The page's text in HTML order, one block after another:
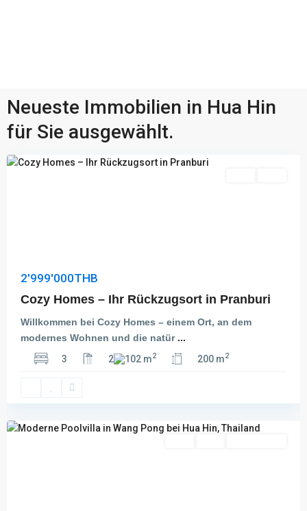
Neueste Immobilien in Hua Hin
für Sie ausgewählt.
Pranburi
2'999'000THB
Cozy Homes – Ihr Rückzugsort in Pranburi
Willkommen bei Cozy Homes – einem Ort, an dem
modernes Wohnen und die natür ...
3
2 102 m2 200 m2
Wang